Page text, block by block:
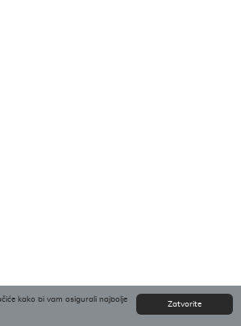
Zatvorite
kako bi vam osigurali najbolje